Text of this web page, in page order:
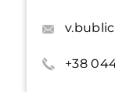
+38